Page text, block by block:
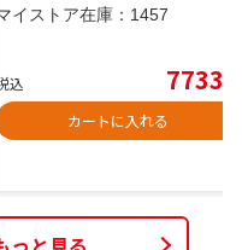
イストア在庫： 1457
込 7733
カートに入れる